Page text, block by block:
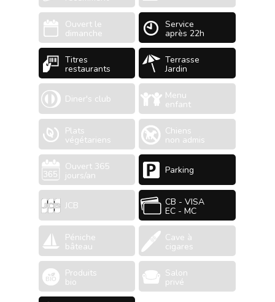
Ouvert le
dimanche
Service
après 22h
Titres
restaurants
Terrasse
Jardin
Diner's club Menu
enfant
Plats
végétariens
Chiens
non admis
Ouvert 365
jours/an Parking
JCB CB - VISA
EC - MC
Péniche
bâteau
Cave à
cigares
Produits
bio
Salon
privé